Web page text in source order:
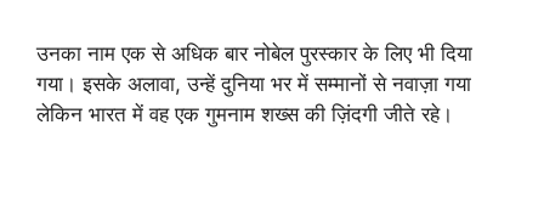
उनका नाम एक से अधिक बार नोबेल पुरस्कार के लिए भी दिया
गया। इसके अलावा, उन्हें दुनिया भर में सम्मानों से नवाज़ा गया
लेकिन भारत में वह एक गुमनाम शख्स की ज़िंदगी जीते रहे।